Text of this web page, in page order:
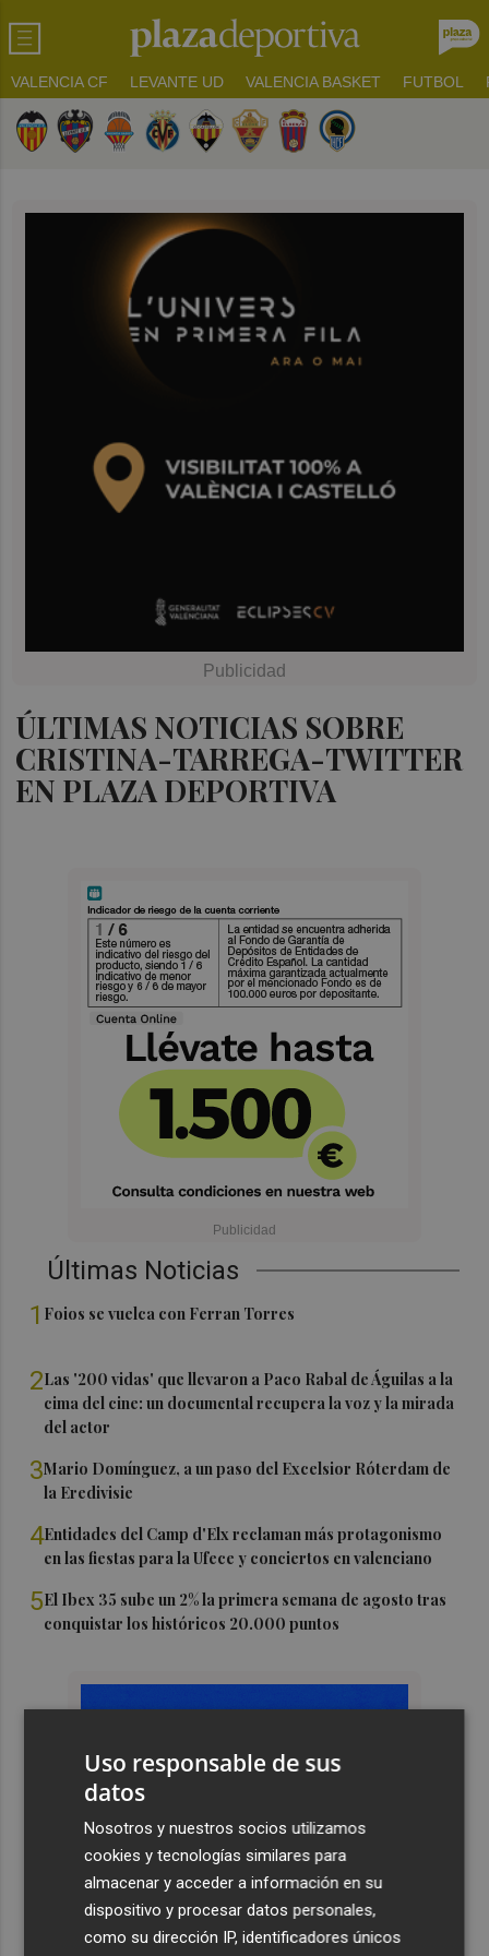
VALENCIA CF LEVANTE UD VALENCIA BASKET FUTBOL
ÚLTIMAS NOTICIAS SOBRE
CRISTINA-TARREGA-TWITTER
EN PLAZA DEPORTIVA
Últimas Noticias
1 Foios se vuelca con Ferran Torres
2Las '200 vidas' que llevaron a Paco Rabal de Águilas a la
cima del cine: un documental recupera la voz y la mirada
del actor
3Mario Domínguez, a un paso del Excelsior Róterdam de
la Eredivisie
4Entidades del Camp d'Elx reclaman más protagonismo
en las fiestas para la Ufece y conciertos en valenciano
5El Ibex 35 sube un 2% la primera semana de agosto tras
conquistar los históricos 20.000 puntos
Uso responsable de sus
datos
Nosotros y nuestros socios utilizamos
cookies y tecnologías similares para
almacenar y acceder a información en su
dispositivo y procesar datos personales,
como su dirección IP, identificadores únicos